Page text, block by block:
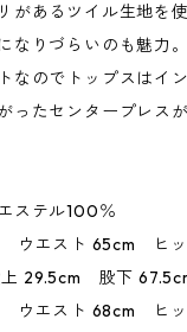
があるツイル生地を
なりづらいのも魅力
なのでトップスはイ
ったセンタープレス
ステル100％
ウエスト 65cm ヒ
29.5cm 股下
ト 68cm ヒップ